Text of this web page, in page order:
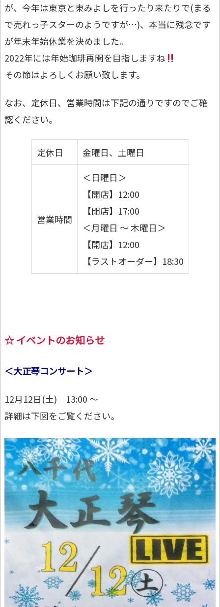
が、今年は東京と東みよしを行ったり来たりで(まる
で売れっ子スターのようですが…)、本当に残念です
が年末年始休業を決めました。
2022年には年始珈琲再開を目指しますね
その節はよろしくお願い致します。
なお、定休日、営業時間は下記の通りですのでご確
認ください。
定休日 金曜日、土曜日
営業時間
＜日曜日＞
【開店】12:00
【閉店】17:00
＜月曜日 ～ 木曜日＞
【開店】12:00
【ラストオーダー】18:30
☆ イベントのお知らせ
＜大正琴コンサート＞
12月12日(土) 13:00 ～
詳細は下図をご覧ください。